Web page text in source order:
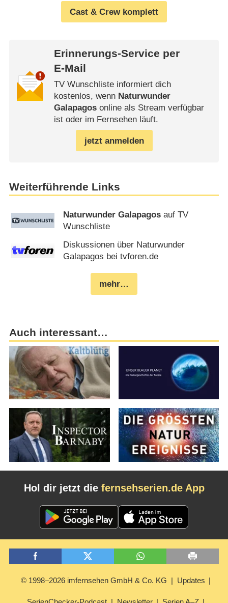
Cast & Crew komplett
Erinnerungs-Service per
E-Mail
TV Wunschliste informiert dich
kostenlos, wenn Naturwunder
Galapagosonline als Stream verfügbar
ist oder im Fernsehen läuft.
jetzt anmelden
Weiterführende Links
Naturwunder Galapagos auf TV
Wunschliste
Diskussionen über Naturwunder
Galapagos bei tvforen.de
mehr…
Auch interessant…
Hol dir jetzt die fernsehserien.de App
© 1998–2026 imfernsehen GmbH & Co. KG Updates